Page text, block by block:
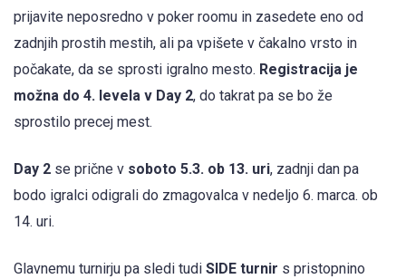
prijavite neposredno v poker roomu in zasedete eno od
zadnjih prostih mestih, ali pa vpišete v čakalno vrsto in
počakate, da se sprosti igralno mesto. Registracija je
možna do 4. levela v Day 2, do takrat pa se bo že
sprostilo precej mest.
Day 2 se prične v soboto 5.3. ob 13. uri, zadnji dan pa
bodo igralci odigrali do zmagovalca v nedeljo 6. marca. ob
14. uri.
Glavnemu turnirju pa sledi tudi SIDE turnir s pristopnino